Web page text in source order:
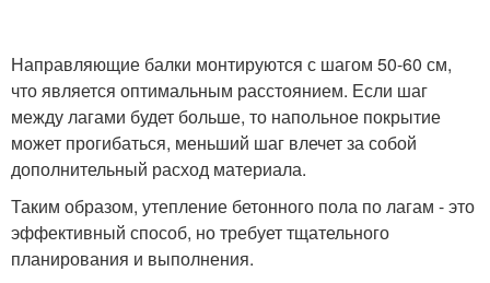
Направляющие балки монтируются с шагом 50-60 см,
что является оптимальным расстоянием. Если шаг
между лагами будет больше, то напольное покрытие
может прогибаться, меньший шаг влечет за собой
дополнительный расход материала.
Таким образом, утепление бетонного пола по лагам - это
эффективный способ, но требует тщательного
планирования и выполнения.